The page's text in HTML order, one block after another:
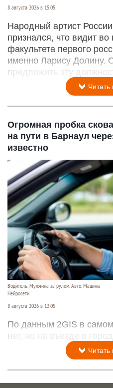
8 августа 2026 в 15:05
Народный артист
признался, что видит во
факультета первого
именно Ларису Долину.
предложить эту
Читать
Огромная пробка
на пути в Барнаул
известно
Водитель. Мужчина за рулем. Авто. Машина
Нейросети
8 августа 2026 в 13:05
По данным 2GIS в
нет, но на въезде в
Читать